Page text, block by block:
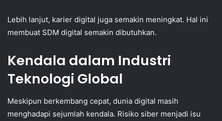
Lebih lanjut, karier digital juga semakin meningkat. Hal ini
membuat SDM digital semakin dibutuhkan.
Kendala dalam Industri
Teknologi Global
Meskipun berkembang cepat, dunia digital masih
menghadapi sejumlah kendala. Risiko siber menjadi isu